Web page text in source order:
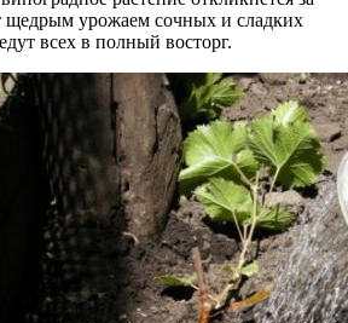
щедрым урожаем сочных и сладких
всех в полный восторг.